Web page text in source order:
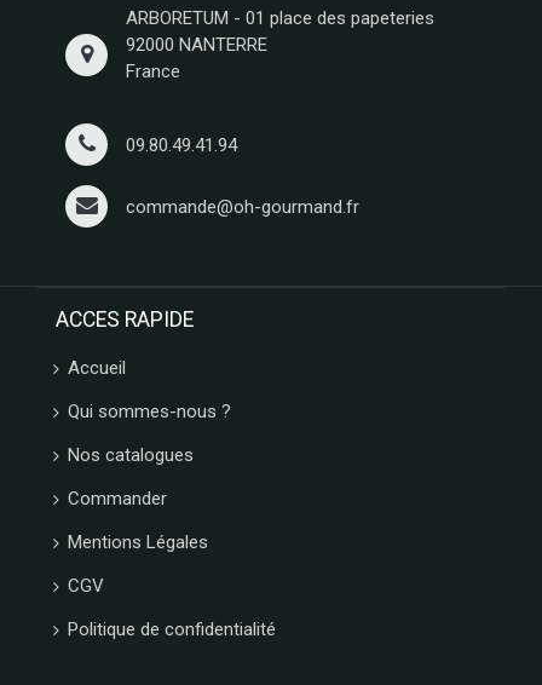
ARBORETUM - 01 place des papeteries
92000 NANTERRE
France
09.80.49.41.94
commande@oh-gourmand.fr
ACCES RAPIDE
Accueil
Qui sommes-nous ?
Nos catalogues
Commander
Mentions Légales
CGV
Politique de confidentialité